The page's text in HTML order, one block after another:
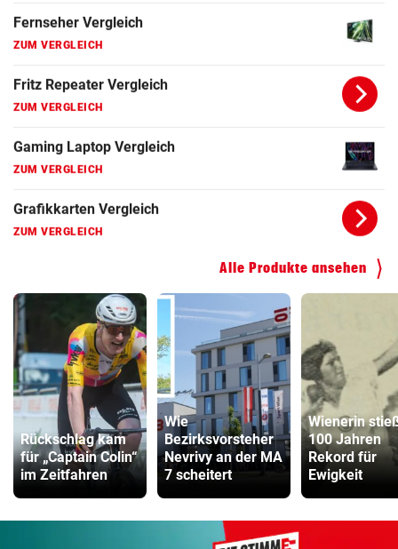
Fernseher Vergleich
ZUM VERGLEICH
Fritz Repeater Vergleich
ZUM VERGLEICH
Gaming Laptop Vergleich
ZUM VERGLEICH
Grafikkarten Vergleich
ZUM VERGLEICH
Alle Produkte ansehen
Rückschlag kam
für „Captain Colin“
im Zeitfahren
Wie
Bezirksvorsteher
Nevrivy an der MA
7 scheitert
Wienerin
100 Jahren
Rekord für
Ewigkeit